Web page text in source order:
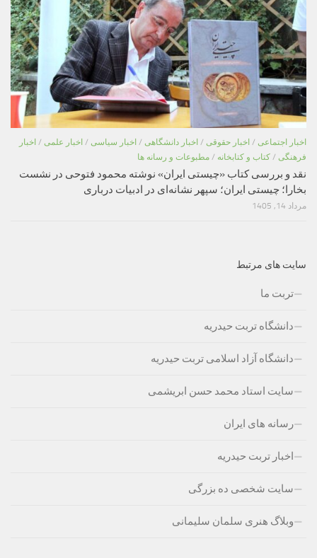
اخبار اجتماعی / اخبار حقوقی / اخبار دانشگاهی / اخبار سیاسی / اخبار علمی / اخبار
فرهنگی / کتاب و کتابخانه / مطبوعات و رسانه ها
نقد و بررسی کتاب «چیستی ایران» نوشته محمود فتوحی در نشست
بخارا؛ چیستی ایران؛ سپهر نشانه‌ای در ادبیات درباری
مرداد 14, 1405
سایت های مرتبط
تربت ما
دانشگاه تربت حیدریه
دانشگاه آزاد اسلامی تربت حیدریه
سایت استاد محمد حسن ابریشمی
رسانه های ایران
اخبار تربت حیدریه
سایت شخصی ده بزرگی
وبلاگ هنری سلمان سلیمانی